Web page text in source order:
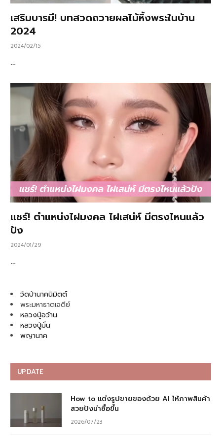
เสริมบารมี! บทสวดถวายผลไม้หิ้งพระในบ้าน
2024
2024/02/15
…
แชร์! ตำแหน่งไฝมงคล ไฝเสน่ห์ มีตรงไหนแล้ว
ปัง
2024/01/29
…
วัดป่านาคนิมิตต์
พระมหาธาตเจดีย์
หลวงปู่อว้าน
หลวงปู่มั่น
พญานาค
UPDATE
How to แต่งรูปขายของด้วย AI ให้ภาพสินค้า
สวยปังน่าซื้อขึ้น
2026/07/23